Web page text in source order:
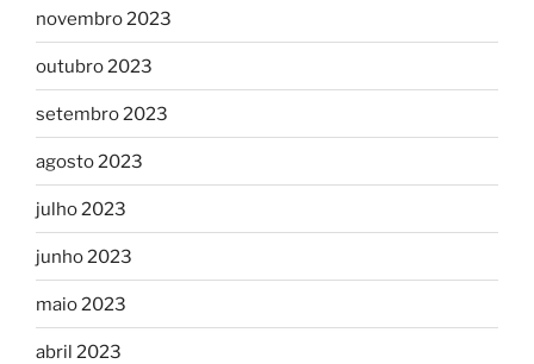
novembro 2023
outubro 2023
setembro 2023
agosto 2023
julho 2023
junho 2023
maio 2023
abril 2023